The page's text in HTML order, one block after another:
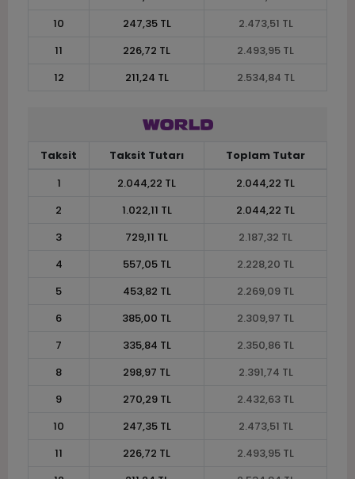
10
247,35 TL
2.473,51 TL
11
226,72 TL
2.493,95 TL
12
211,24 TL 2.534,84 TL
Taksit Taksit Tutarı
Toplam Tutar
1
2.044,22 TL
2.044,22 TL
2
1.022,11 TL
2.044,22 TL
3
729,11 TL
2.187,32 TL
4
557,05 TL
2.228,20 TL
5
453,82 TL
2.269,09 TL
6
385,00 TL
2.309,97 TL
7
335,84 TL
2.350,86 TL
8
298,97 TL
2.391,74 TL
9
270,29 TL
2.432,63 TL
10
247,35 TL
2.473,51 TL
11
226,72 TL
2.493,95 TL